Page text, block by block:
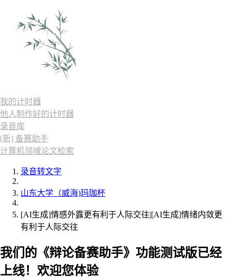
我的计时器
他人制作好的计时器
录音库
[新] 备赛助手
计算机领域论文检索
录音转文字
山东大学（威海)玛珈杯
[AI生成]情感外露更有利于人际交往|[AI生成]情绪内敛更
有利于人际交往
我们的《辩论备赛助手》功能测试版已经
上线！欢迎您体验